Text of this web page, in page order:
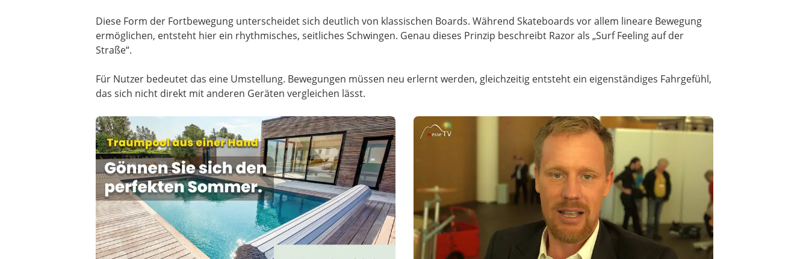
Diese Form der Fortbewegung unterscheidet sich deutlich von klassischen Boards. Während Skateboards vor allem lineare Bewegung
ermöglichen, entsteht hier ein rhythmisches, seitliches Schwingen. Genau dieses Prinzip beschreibt Razor als „Surf Feeling auf der
Straße“.
Für Nutzer bedeutet das eine Umstellung. Bewegungen müssen neu erlernt werden, gleichzeitig entsteht ein eigenständiges Fahrgefühl,
das sich nicht direkt mit anderen Geräten vergleichen lässt.